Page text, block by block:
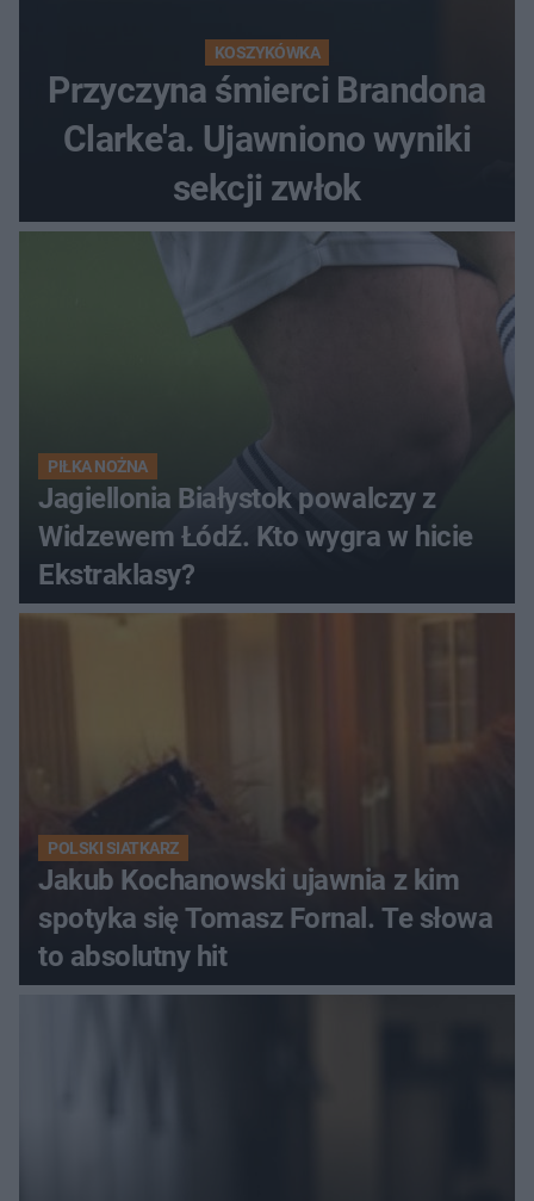
KOSZYKÓWKA
Przyczyna śmierci Brandona
Clarke'a. Ujawniono wyniki
sekcji zwłok
PIŁKA NOŻNA
Jagiellonia Białystok powalczy z
Widzewem Łódź. Kto wygra w hicie
Ekstraklasy?
POLSKI SIATKARZ
Jakub Kochanowski ujawnia z kim
spotyka się Tomasz Fornal. Te słowa
to absolutny hit